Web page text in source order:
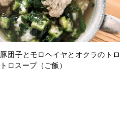
豚団子とモロヘイヤとオクラのトロ
トロスープ（ご飯）